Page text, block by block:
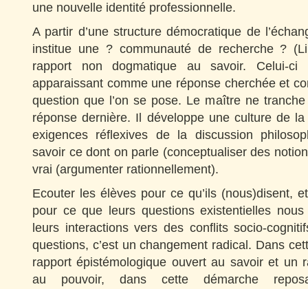
une nouvelle identité professionnelle.
A partir d’une structure démocratique de
institue une ? communauté de recherche ?
rapport non dogmatique au savoir. Celui-
apparaissant comme une réponse cherchée et
question que l’on se pose. Le maître ne
réponse dernière. Il développe une culture de
exigences réflexives de la discussion
savoir ce dont on parle (conceptualiser des
vrai (argumenter rationnellement).
Ecouter les élèves pour ce qu’ils (nous)disent,
pour ce que leurs questions existentielles nous
leurs interactions vers des conflits socio-
questions, c’est un changement radical. Dans
rapport épistémologique ouvert au savoir et un
au pouvoir, dans cette démarche